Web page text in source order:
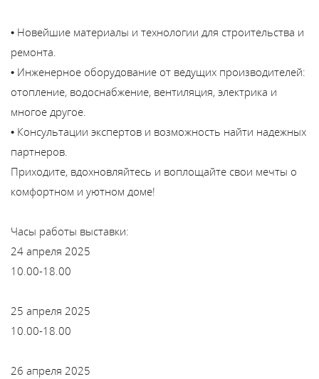
Информация
В
y
т
• Новейшие материалы и технологии для строительства и
ремонта.
• Инженерное оборудование от ведущих производителей:
отопление, водоснабжение, вентиляция, электрика и
многое другое.
• Консультации экспертов и возможность найти надежных
партнеров.
Приходите, вдохновляйтесь и воплощайте свои мечты о
комфортном и уютном доме!
Часы работы выставки:
24 апреля 2025
10.00-18.00
25 апреля 2025
10.00-18.00
26 апреля 2025